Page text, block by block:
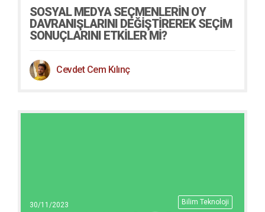
SOSYAL MEDYA SEÇMENLERIN OY
DAVRANIŞLARINI DEĞIŞTIREREK SEÇIM
SONUÇLARINI ETKILER MI?
Cevdet Cem Kılınç
Bilim Teknoloji
30/11/2023